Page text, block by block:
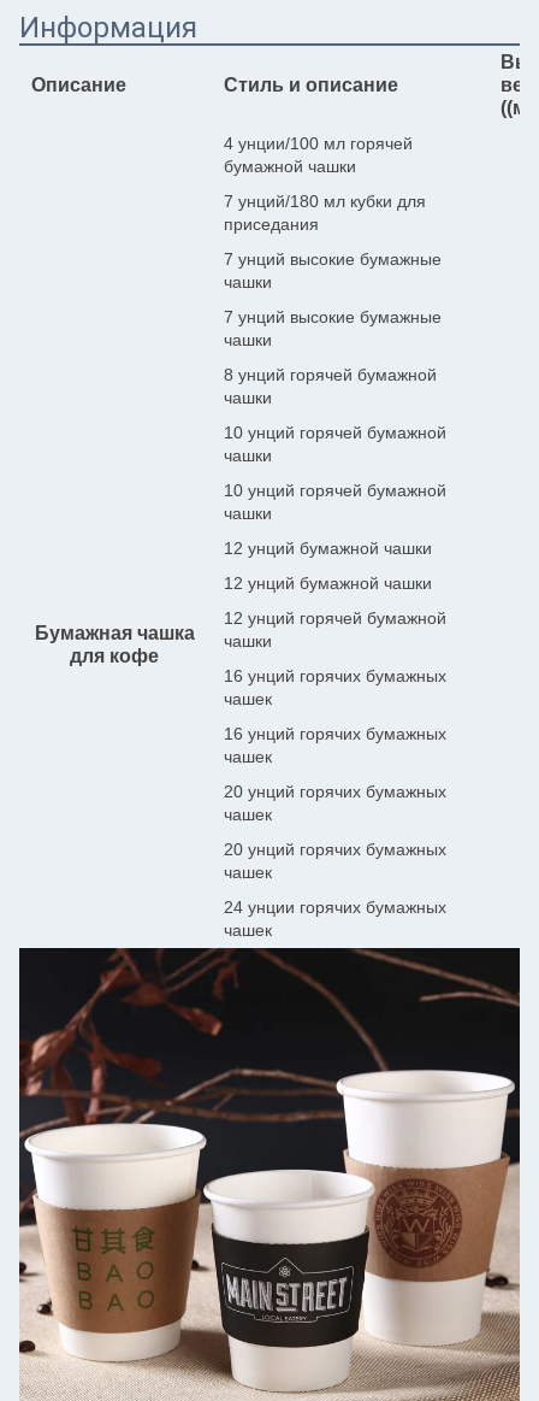
Информация
Описание Стиль и описание
Бумажная чашка
для кофе
4 унции/100 мл горячей
бумажной чашки
7 унций/180 мл кубки для
приседания
7 унций высокие бумажные
чашки
7 унций высокие бумажные
чашки
8 унций горячей бумажной
чашки
10 унций горячей бумажной
чашки
10 унций горячей бумажной
чашки
12 унций бумажной чашки
12 унций бумажной чашки
12 унций горячей бумажной
чашки
16 унций горячих бумажных
чашек
16 унций горячих бумажных
чашек
20 унций горячих бумажных
чашек
20 унций горячих бумажных
чашек
24 унции горячих бумажных
чашек